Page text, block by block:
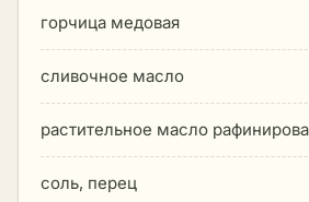
горчица медовая
сливочное масло
растительное масло
соль, перец